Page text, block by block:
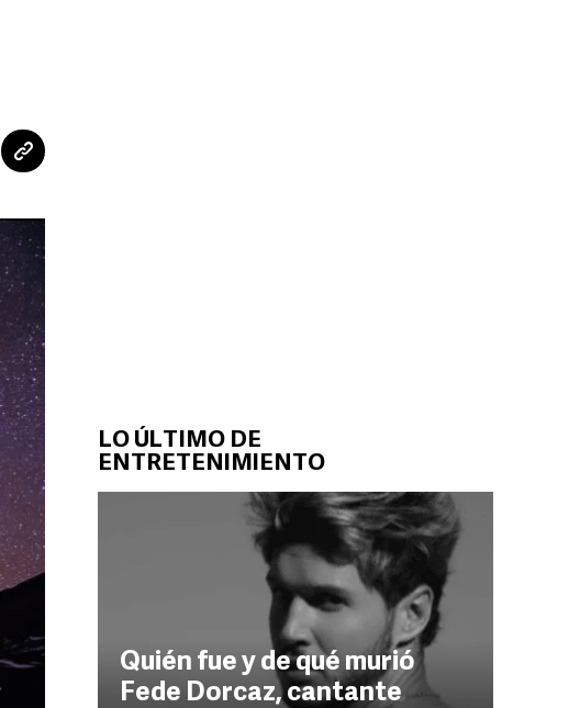
LO ÚLTIMO DE
ENTRETENIMIENTO
Quién fue y de qué murió
Fede Dorcaz, cantante